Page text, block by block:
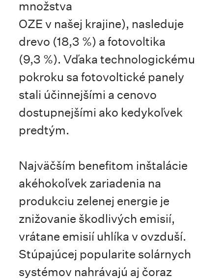
množstva
OZE v našej krajine), nasleduje
drevo (18,3 %) a fotovoltika
(9,3 %). Vďaka technologickému
pokroku sa fotovoltické panely
stali účinnejšími a cenovo
dostupnejšími ako kedykoľvek
predtým.
Najväčším benefitom inštalácie
akéhokoľvek zariadenia na
produkciu zelenej energie je
znižovanie škodlivých emisií,
vrátane emisií uhlíka v ovzduší.
Stúpajúcej popularite solárnych
systémov nahrávajú aj čoraz